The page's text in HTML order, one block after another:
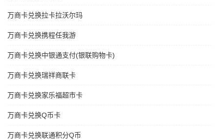
万商卡兑换拉卡拉沃尔玛
万商卡兑换携程任我游
万商卡兑换中银通支付(银联购物卡)
万商卡兑换瑞祥商联卡
万商卡兑换家乐福超市卡
万商卡兑换Q币卡
万商卡兑换联通积分Q币